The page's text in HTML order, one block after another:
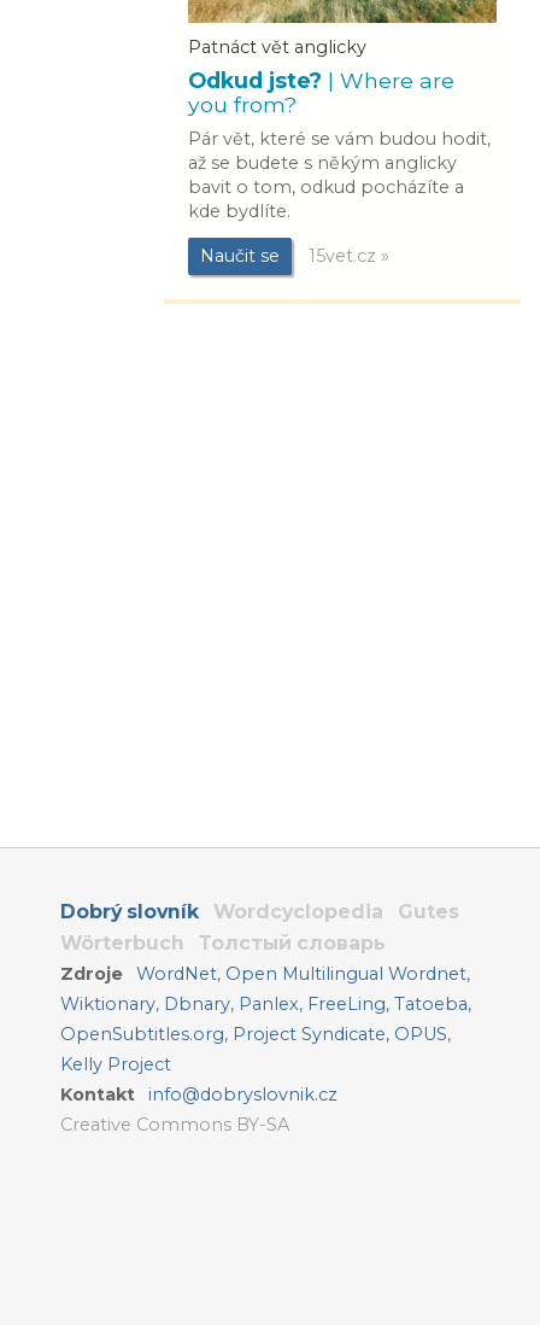
Patnáct vět anglicky
Odkud jste? | Where are
you from?
Pár vět, které se vám budou hodit,
až se budete s někým anglicky
bavit o tom, odkud pocházíte a
kde bydlíte.
Naučit se 15vet.cz »
Dobrý slovník Wordcyclopedia
Gutes
Wörterbuch
Толстый словарь
Zdroje WordNet, Open Multilingual Wordnet,
Wiktionary, Dbnary, Panlex, FreeLing, Tatoeba,
OpenSubtitles.org, Project Syndicate, OPUS,
Kelly Project
Kontakt
info@dobryslovnik.cz
Creative Commons BY-SA